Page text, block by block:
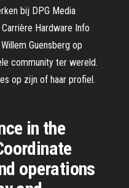
bij DPG Media
Hardware Info
Guensberg op
community ter wereld.
op zijn of haar profiel.
in the
operations